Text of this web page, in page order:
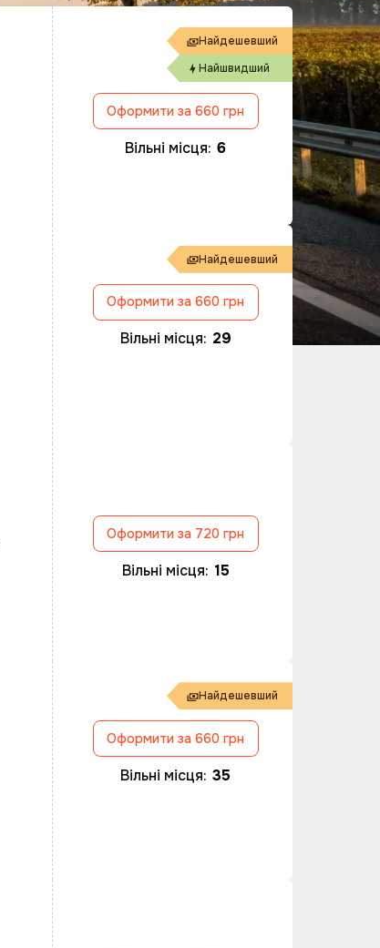
Найдешевший
Найшвидший
Оформити за 660 грн
Вільні місця: 6
Найдешевший
Оформити за 660 грн
Вільні місця: 29
Оформити за 720 грн
Вільні місця: 15
Найдешевший
Оформити за 660 грн
Вільні місця: 35